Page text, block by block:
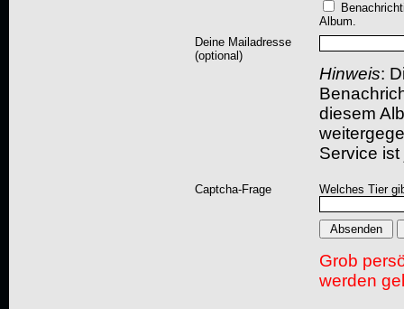
Album.
Deine Mailadresse
(optional)
Hinweis:
diesem
Service
Captcha-Frage Welches Tier
Grob
werden